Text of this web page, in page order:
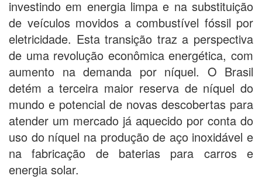
investindo em energia limpa e na substituição
de veículos movidos a combustível fóssil por
eletricidade. Esta transição traz a perspectiva
de uma revolução econômica energética, com
aumento na demanda por níquel. O Brasil
detém a terceira maior reserva de níquel do
mundo e potencial de novas descobertas para
atender um mercado já aquecido por conta do
uso do níquel na produção de aço inoxidável e
na fabricação de baterias para carros e
energia solar.